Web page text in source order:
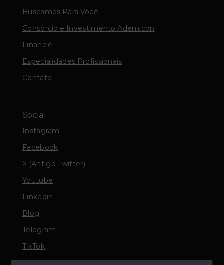
Buscamos Para Você
Consórcio e Investimento Ademicon
Financie
Especialidades Profissionais
Contato
Social
Instagram
Facebook
X (Antigo Twitter)
Youtube
Linkedin
Blog
Telegram
TikTok